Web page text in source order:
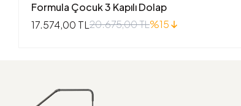
Formula Çocuk 3 Kapılı Dolap
17.574,00 TL20.675,00 TL%15